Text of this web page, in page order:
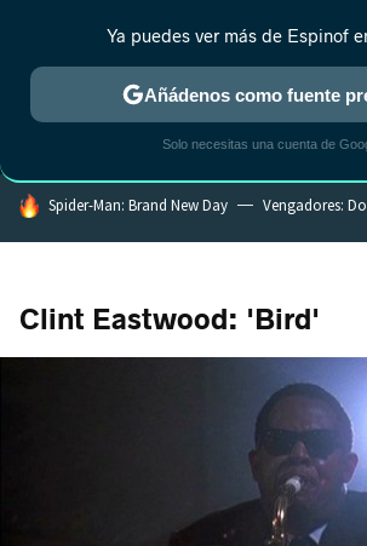
MENÚ
ESTRENOS REALITY ANIME
HOY SE HABLA DE
Spider-Man: Brand New Day Vengadores:
Clint Eastwood: 'Bird'
Ya puedes ver más de Espinof
Añádenos como fuente
Solo necesitas una cuenta de